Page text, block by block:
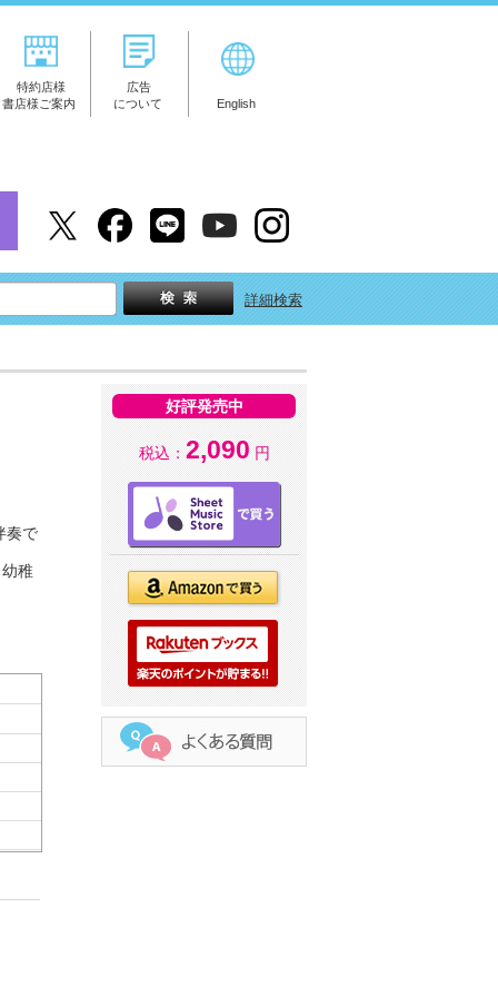
特約店様
書店様ご案内
広告
について
English
詳細検索
奏で
稚
好評発売中
税込： 2,090 円